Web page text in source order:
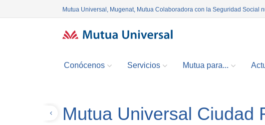
Mutua Universal, Mugenat, Mutua Colaboradora con la Seguridad Social
Conócenos Servicios Mutua para...
Mutua Universal Ciudad